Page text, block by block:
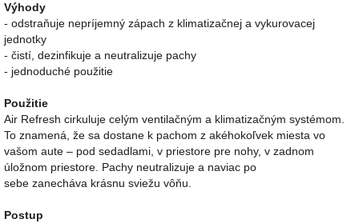
Výhody
- odstraňuje nepríjemný zápach z klimatizačnej a vykurovacej
jednotky
- čistí, dezinfikuje a neutralizuje pachy
- jednoduché použitie
Použitie
Air Refresh cirkuluje celým ventilačným a klimatizačným systémom.
To znamená, že sa dostane k pachom z akéhokoľvek miesta vo
vašom aute – pod sedadlami, v priestore pre nohy, v zadnom
úložnom priestore. Pachy neutralizuje a naviac po
sebe zanecháva krásnu sviežu vôňu.
Postup